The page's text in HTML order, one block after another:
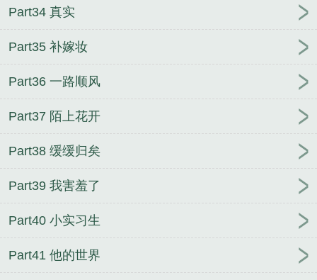
Part34 真实
Part35 补嫁妆
Part36 一路顺风
Part37 陌上花开
Part38 缓缓归矣
Part39 我害羞了
Part40 小实习生
Part41 他的世界